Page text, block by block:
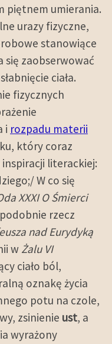
piętnem umierania.
urazy fizyczne,
stanowiące
się zaobserwować
ciała.
fizycznych
i rozpadu materii
który coraz
inspiracji literackiej:
W co się
XXXI O Śmierci
rzecz
nad Eurydyką
w Żalu VI
ciało ból,
oznakę życia
potu na czole,
zsinienie ust, a
wyrażony